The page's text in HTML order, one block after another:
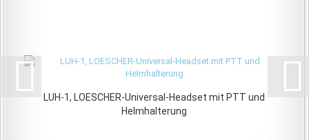
LUH-1, LOESCHER-Universal-Headset mit PTT und
Helmhalterung